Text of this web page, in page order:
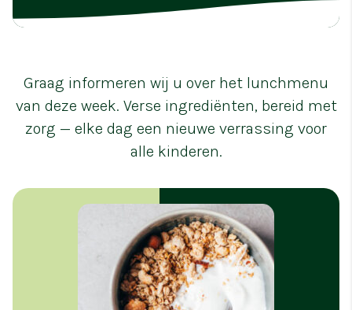
Graag informeren wij u over het lunchmenu
van deze week. Verse ingrediënten, bereid met
zorg — elke dag een nieuwe verrassing voor
alle kinderen.